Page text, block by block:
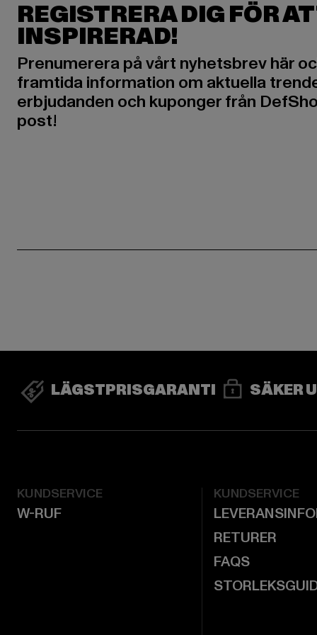
REGISTRERA DIG FÖR
INSPIRERAD!
Prenumerera på vårt nyhetsbrev här
framtida information om aktuella
erbjudanden och kuponger från
post!
LÄGSTPRISGARANTI SÄKER
KUNDSERVICE
W-RUF
KUNDSERVICE
RETURER
FAQS